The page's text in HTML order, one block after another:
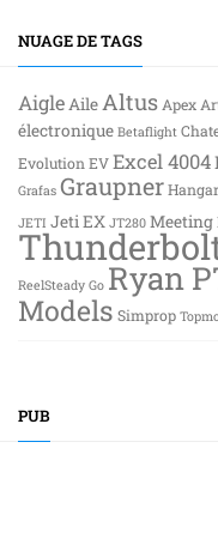
NUAGE DE TAGS
AigleAileAltus Apex
électronique Betaflight
Evolution EVExcel 4004
Grafas Graupner
JETI Jeti EX JT280 Meeting
ReelSteady Go Ryan
Models Simprop
PUB